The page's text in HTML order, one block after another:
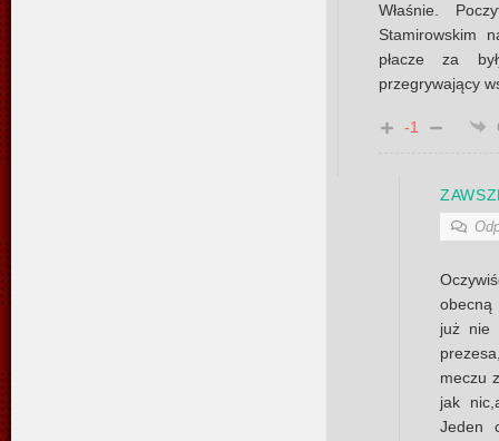
Właśnie.
Stamirowskim
płacze za
przegrywający
-1
obecną
już nie
meczu
jak
Jeden